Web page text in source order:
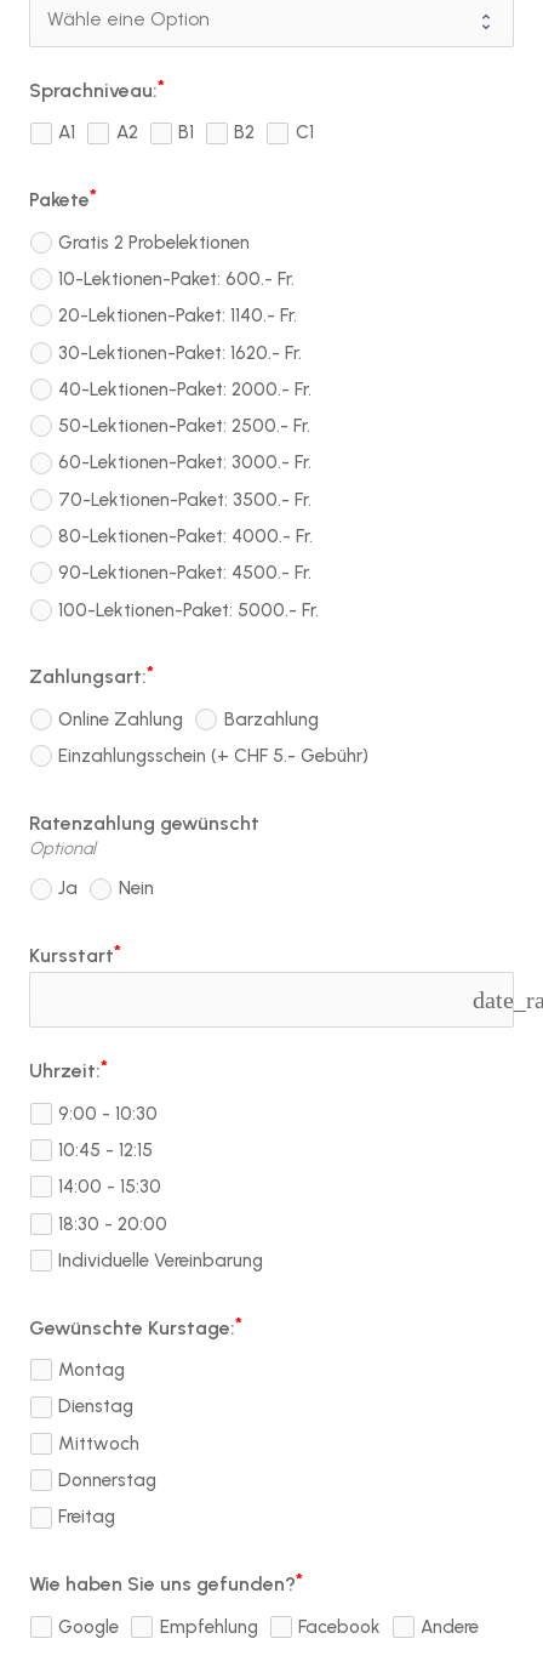
Sprachniveau:
A1 A2 B1 B2 C1
Pakete
Gratis 2 Probelektionen
10-Lektionen-Paket: 600.- Fr.
20-Lektionen-Paket: 1140.- Fr.
30-Lektionen-Paket: 1620.- Fr.
40-Lektionen-Paket: 2000.- Fr.
50-Lektionen-Paket: 2500.- Fr.
60-Lektionen-Paket: 3000.- Fr.
70-Lektionen-Paket: 3500.- Fr.
80-Lektionen-Paket: 4000.- Fr.
90-Lektionen-Paket: 4500.- Fr.
100-Lektionen-Paket: 5000.- Fr.
Zahlungsart:
Online Zahlung
Barzahlung
Einzahlungsschein (+ CHF 5.- Gebühr)
Ratenzahlung gewünscht
Optional
Ja
Nein
Kursstart
Uhrzeit:
9:00 - 10:30
10:45 - 12:15
14:00 - 15:30
18:30 - 20:00
Individuelle Vereinbarung
Gewünschte Kurstage:
Montag
Dienstag
Mittwoch
Donnerstag
Freitag
Wie haben Sie uns gefunden?
Google Empfehlung Facebook Andere